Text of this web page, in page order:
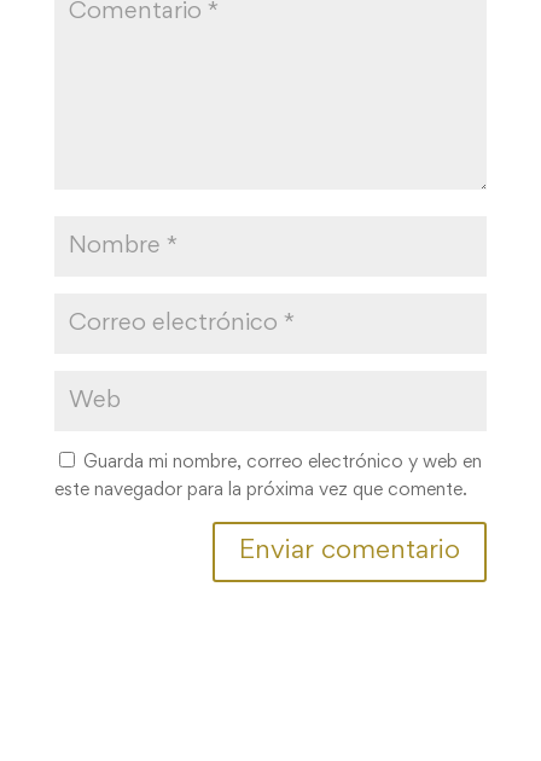
Guarda mi nombre, correo electrónico y web en
este navegador para la próxima vez que comente.